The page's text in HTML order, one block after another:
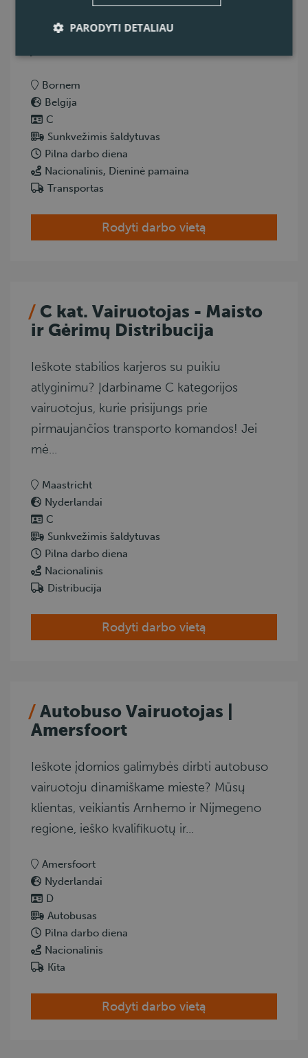
pradėti darbą ir dirbti pagal aiškų dienos
grafiką? Tuomet šis darbas gali būti kaip tik
Bornem
Belgija
C
Sunkvežimis šaldytuvas
Pilna darbo diena
Nacionalinis, Dieninė pamaina
Transportas
Rodyti darbo vietą
C kat. Vairuotojas - Maisto
ir Gėrimų Distribucija
Ieškote stabilios karjeros su puikiu
atlyginimu? Įdarbiname C kategorijos
vairuotojus, kurie prisijungs prie
pirmaujančios transporto komandos! Jei
mė...
Maastricht
Nyderlandai
C
Sunkvežimis šaldytuvas
Pilna darbo diena
Nacionalinis
Distribucija
Rodyti darbo vietą
Autobuso Vairuotojas |
Amersfoort
Ieškote įdomios galimybės dirbti autobuso
vairuotoju dinamiškame mieste? Mūsų
klientas, veikiantis Arnhemo ir Nijmegeno
regione, ieško kvalifikuotų ir...
Amersfoort
Nyderlandai
D
Autobusas
Pilna darbo diena
Nacionalinis
Kita
Rodyti darbo vietą
PARODYTI DETALIAU